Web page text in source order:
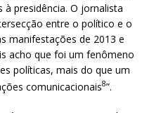
presidência. O jornalista
entre o político e o
manifestações de 2013 e
acho que foi um fenômeno
políticas, mais do que um
comunicacionais8”.